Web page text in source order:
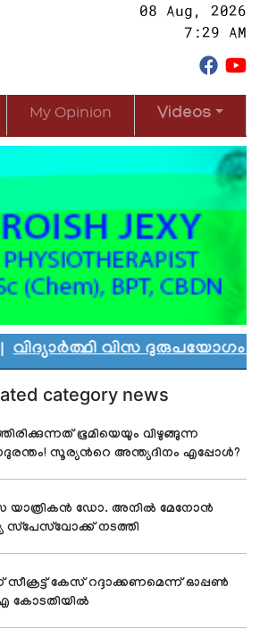
08 Aug, 2026
7:29 AM
My Opinion Videos
വിസ ദുരുപയോഗം ചെയ്ത്
category news
ഭൂമിയെയും വിഴുങ്ങുന്ന
സൂര്യന്‍റെ അന്ത്യദിനം എപ്പോള്‍?
യാത്രികന്‍ ഡോ. അനില്‍ മേനോന്‍
സ്‌പേസ്‌വോക്ക് നടത്തി
സീക്രട്ട് കേസ് റദ്ദാക്കണമെന്ന് ഓപ്പണ്‍